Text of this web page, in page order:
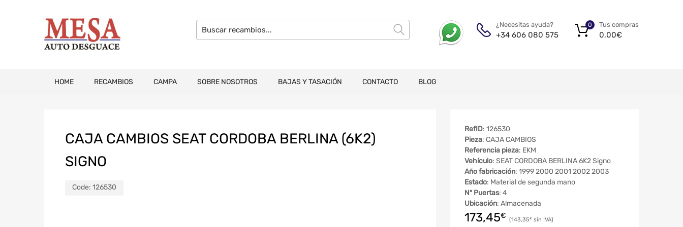
¿Necesitas ayuda?
+34 606 080 575
Tus compras
0,00€
0
HOME RECAMBIOS CAMPA SOBRE NOSOTROS BAJAS Y TASACIÓN CONTACTO BLOG
CAJA CAMBIOS SEAT CORDOBA BERLINA (6K2)
SIGNO
Code: 126530
RefID: 126530
Pieza: CAJA CAMBIOS
Referencia pieza: EKM
Vehículo: SEAT CORDOBA BERLINA 6K2 Signo
Año fabricación: 1999 2000 2001 2002 2003
Estado: Material de segunda mano
Nº Puertas: 4
Ubicación: Almacenada
173,45€ 143,35€